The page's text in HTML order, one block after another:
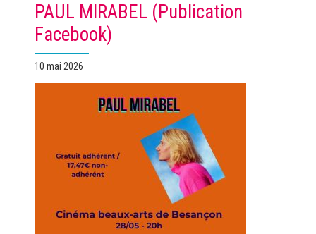
PAUL MIRABEL (Publication
Facebook)
Publié
10 mai 2026